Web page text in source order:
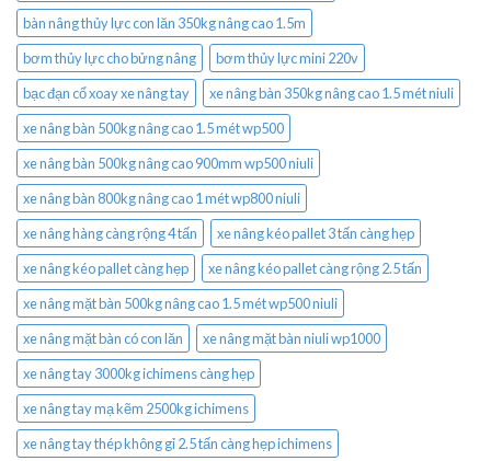
bàn nâng thủy lực con lăn 350kg nâng cao 1.5m
bơm thủy lực cho bửng nâng
bơm thủy lực mini 220v
bạc đạn cổ xoay xe nâng tay
xe nâng bàn 350kg nâng cao 1.5 mét niuli
xe nâng bàn 500kg nâng cao 1.5 mét wp500
xe nâng bàn 500kg nâng cao 900mm wp500 niuli
xe nâng bàn 800kg nâng cao 1 mét wp800 niuli
xe nâng hàng càng rộng 4 tấn
xe nâng kéo pallet 3 tấn càng hẹp
xe nâng kéo pallet càng hẹp
xe nâng kéo pallet càng rộng 2.5 tấn
xe nâng mặt bàn 500kg nâng cao 1.5 mét wp500 niuli
xe nâng mặt bàn có con lăn
xe nâng mặt bàn niuli wp1000
xe nâng tay 3000kg ichimens càng hẹp
xe nâng tay mạ kẽm 2500kg ichimens
xe nâng tay thép không gỉ 2.5 tấn càng hẹp ichimens